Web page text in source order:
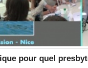
pour quel